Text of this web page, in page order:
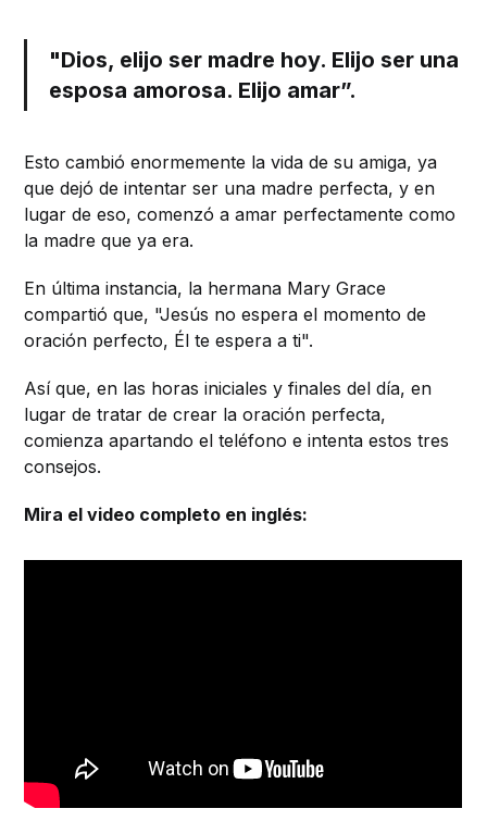
"Dios, elijo ser madre hoy. Elijo ser una
esposa amorosa. Elijo amar”.
Esto cambió enormemente la vida de su amiga, ya
que dejó de intentar ser una madre perfecta, y en
lugar de eso, comenzó a amar perfectamente como
la madre que ya era.
En última instancia, la hermana Mary Grace
compartió que, "Jesús no espera el momento de
oración perfecto, Él te espera a ti".
Así que, en las horas iniciales y finales del día, en
lugar de tratar de crear la oración perfecta,
comienza apartando el teléfono e intenta estos tres
consejos.
Mira el video completo en inglés: